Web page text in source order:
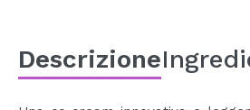
PROSSIMAMENTE
Descrizione